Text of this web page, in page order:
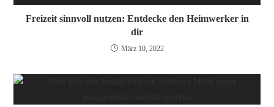
Freizeit sinnvoll nutzen: Entdecke den Heimwerker in
dir
März 10, 2022